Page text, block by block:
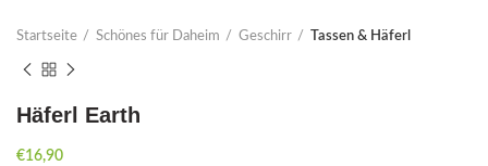
Startseite Schönes für Daheim Geschirr Tassen & Häferl
Häferl Earth
€16,90